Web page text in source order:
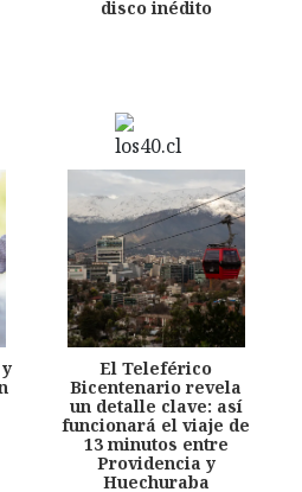
disco inédito
El Teleférico
Bicentenario revela
un detalle clave: así
funcionará el viaje de
13 minutos entre
Providencia y
Huechuraba